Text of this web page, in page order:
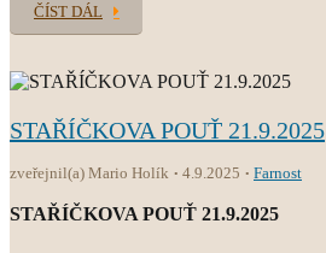
ČÍST DÁL
STAŘÍČKOVA POUŤ 21.9.2025
zveřejnil(a) Mario Holík 4.9.2025 Farnost
STAŘÍČKOVA POUŤ 21.9.2025